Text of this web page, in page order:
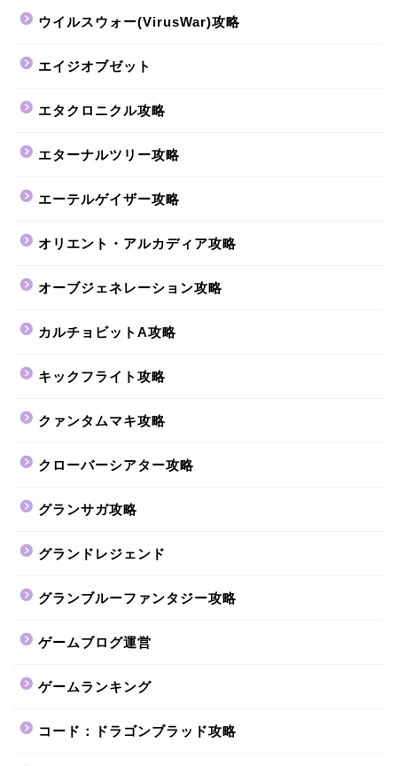
ウイルスウォー(VirusWar)攻略
エイジオブゼット
エタクロニクル攻略
エターナルツリー攻略
エーテルゲイザー攻略
オリエント・アルカディア攻略
オーブジェネレーション攻略
カルチョビットA攻略
キックフライト攻略
クァンタムマキ攻略
クローバーシアター攻略
グランサガ攻略
グランドレジェンド
グランブルーファンタジー攻略
ゲームブログ運営
ゲームランキング
コード：ドラゴンブラッド攻略